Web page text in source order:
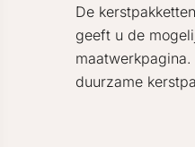
De
geeft u de
duurzame